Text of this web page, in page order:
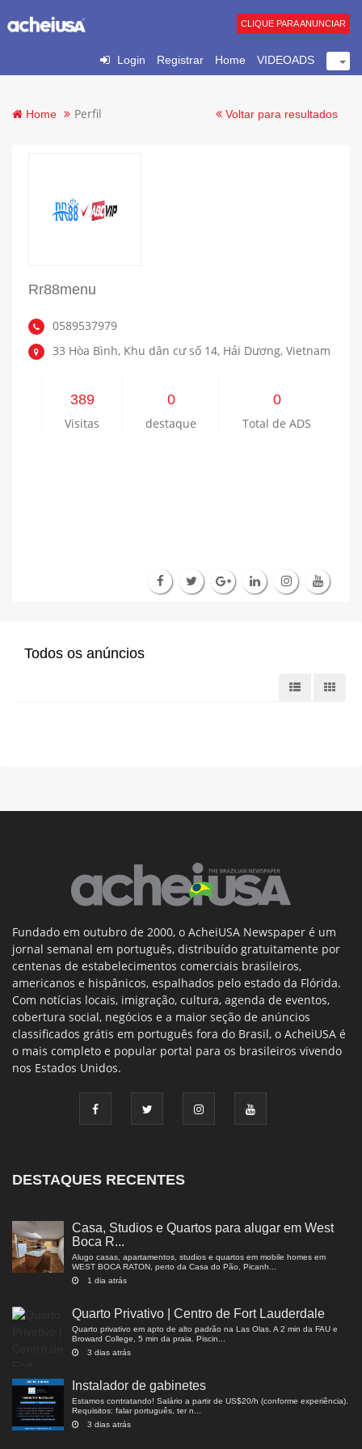
Login Registrar Home VIDEOADS
CLIQUE PARA ANUNCIAR
Home Perfil Voltar para resultados
Rr88menu
0589537979
33 Hòa Bình, Khu dân cư số 14, Hải Dương, Vietnam
389
Visitas
0
destaque
0
Total de ADS
Todos os anúncios
Fundado em outubro de 2000, o AcheiUSA Newspaper é um
jornal semanal em português, distribuído gratuitamente por
centenas de estabelecimentos comerciais brasileiros,
americanos e hispânicos, espalhados pelo estado da Flórida.
Com notícias locais, imigração, cultura, agenda de eventos,
cobertura social, negócios e a maior seção de anúncios
classificados grátis em português fora do Brasil, o AcheiUSA é
o mais completo e popular portal para os brasileiros vivendo
nos Estados Unidos.
DESTAQUES RECENTES
Casa, Studios e Quartos para alugar em West
Boca R...
Alugo casas, apartamentos, studios e quartos em mobile homes em
WEST BOCA RATON, perto da Casa do Pão, Picanh...
1 dia atrás
Quarto Privativo | Centro de Fort Lauderdale
Quarto privativo em apto de alto padrão na Las Olas. A 2 min da FAU e
Broward College, 5 min da praia. Piscin...
3 dias atrás
Instalador de gabinetes
Estamos contratando! Salário a partir de US$20/h (conforme experiência).
Requisitos: falar português, ter n...
3 dias atrás